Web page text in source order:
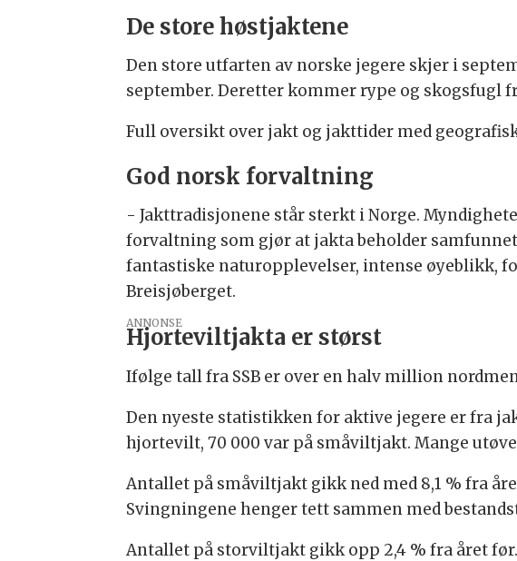
De store høstjaktene
Den store utfarten av norske jegere skjer i
september. Deretter kommer rype og skogsfugl
Full oversikt over jakt og jakttider med
God norsk forvaltning
- Jakttradisjonene står sterkt i Norge.
forvaltning som gjør at jakta beholder
fantastiske naturopplevelser, intense øyeblikk,
Breisjøberget.
ANNONSE
Hjorteviltjakta er størst
Ifølge tall fra SSB er over en halv million
Den nyeste statistikken for aktive jegere er fra
hjortevilt, 70 000 var på småviltjakt. Mange
Antallet på småviltjakt gikk ned med 8,1 % fra
Svingningene henger tett sammen med
Antallet på storviltjakt gikk opp 2,4 % fra året